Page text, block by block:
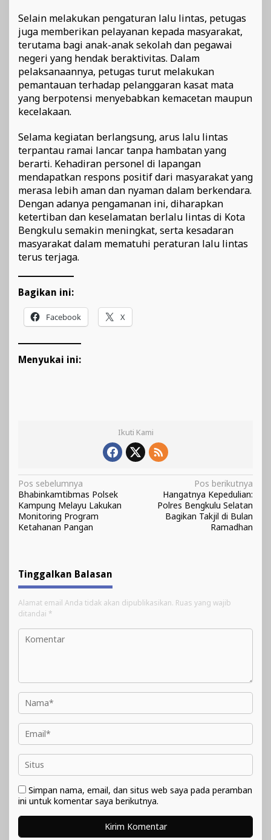
Selain melakukan pengaturan lalu lintas, petugas
juga memberikan pelayanan kepada masyarakat,
terutama bagi anak-anak sekolah dan pegawai
negeri yang hendak beraktivitas. Dalam
pelaksanaannya, petugas turut melakukan
pemantauan terhadap pelanggaran kasat mata
yang berpotensi menyebabkan kemacetan maupun
kecelakaan.
Selama kegiatan berlangsung, arus lalu lintas
terpantau ramai lancar tanpa hambatan yang
berarti. Kehadiran personel di lapangan
mendapatkan respons positif dari masyarakat yang
merasa lebih aman dan nyaman dalam berkendara.
Dengan adanya pengamanan ini, diharapkan
ketertiban dan keselamatan berlalu lintas di Kota
Bengkulu semakin meningkat, serta kesadaran
masyarakat dalam mematuhi peraturan lalu lintas
terus terjaga.
Bagikan ini:
Facebook X
Menyukai ini:
Ikuti Kami
Navigasi
pos
Pos sebelumnya
Bhabinkamtibmas Polsek
Kampung Melayu Lakukan
Monitoring Program
Ketahanan Pangan
Pos berikutnya
Hangatnya Kepedulian:
Polres Bengkulu Selatan
Bagikan Takjil di Bulan
Ramadhan
Tinggalkan Balasan
Alamat email Anda tidak akan dipublikasikan. Ruas yang wajib
ditandai *
Simpan nama, email, dan situs web saya pada peramban
ini untuk komentar saya berikutnya.